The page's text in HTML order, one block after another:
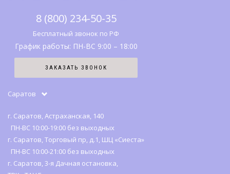
История бренда
Карта сайта
8 (800) 234-50-35
Бесплатный звонок по РФ
График работы: ПН-ВС 9:00 – 18:00
ЗАКАЗАТЬ ЗВОНОК
Саратов
г. Саратов, Астраханская, 140
ПН-ВС 10:00-19:00 без выходных
г. Саратов, Торговый пр, д.1, ШЦ «Сиеста»
ПН-ВС 10:00-21:00 без выходных
г. Саратов, 3-я Дачная остановка,